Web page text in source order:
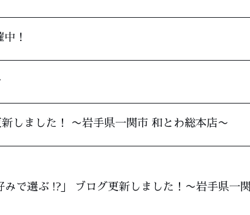
！
しました！ 〜岩手県一関市 和とわ総本店〜
で選ぶ !?」 ブログ更新しました！〜岩手県一関